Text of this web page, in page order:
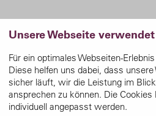
Unsere Webseite
Für ein optimales Webseiten-
Diese helfen uns dabei, dass
sicher läuft, wir die Leistung im
ansprechen zu können. Die
individuell angepasst werden.